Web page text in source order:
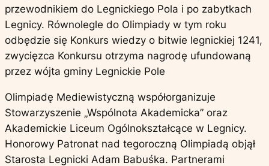
przewodnikiem do Legnickiego Pola i po zabytkach
Legnicy. Równolegle do Olimpiady w tym roku
odbędzie się Konkurs wiedzy o bitwie legnickiej 1241,
zwycięzca Konkursu otrzyma nagrodę ufundowaną
przez wójta gminy Legnickie Pole
Olimpiadę Mediewistyczną współorganizuje
Stowarzyszenie „Wspólnota Akademicka” oraz
Akademickie Liceum Ogólnokształcące w Legnicy.
Honorowy Patronat nad tegoroczną Olimpiadą objął
Starosta Legnicki Adam Babuśka. Partnerami